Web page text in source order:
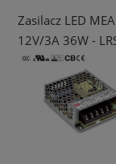
Zasilacz LED
12V/3A 36W -